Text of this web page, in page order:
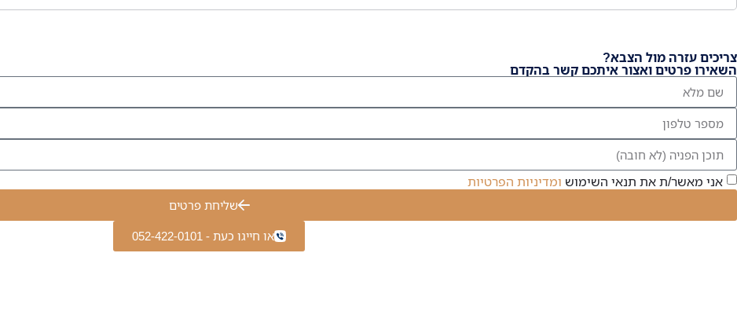
צריכים עזרה מול הצבא?
השאירו פרטים ואצור איתכם קשר בהקדם
אני מאשר/ת את תנאי השימוש ומדיניות הפרטיות
שליחת פרטים
או חייגו כעת - 052-422-0101